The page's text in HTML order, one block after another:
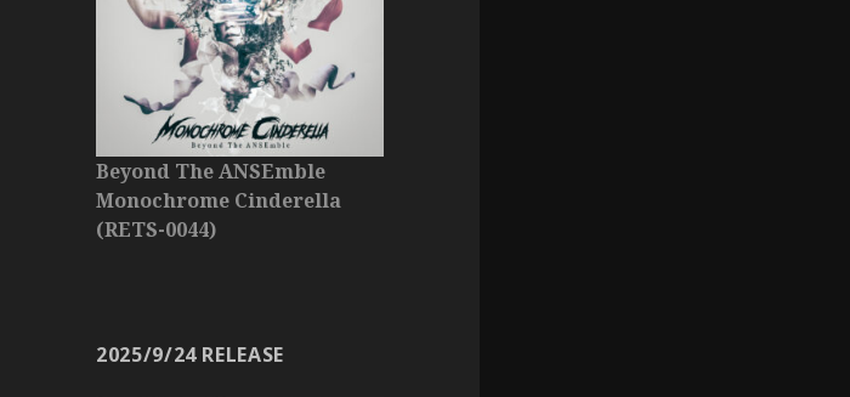
Beyond The ANSEmble
Monochrome Cinderella
(RETS-0044)
2025/9/24 RELEASE